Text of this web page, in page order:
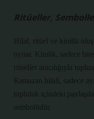
Ritüeller,
Hilal, ritüel ve kimlik
oynar. Kimlik, sadece
ritüeller aracılığıyla
Ramazan hilali, sadece
topluluk içindeki
sembolüdür.